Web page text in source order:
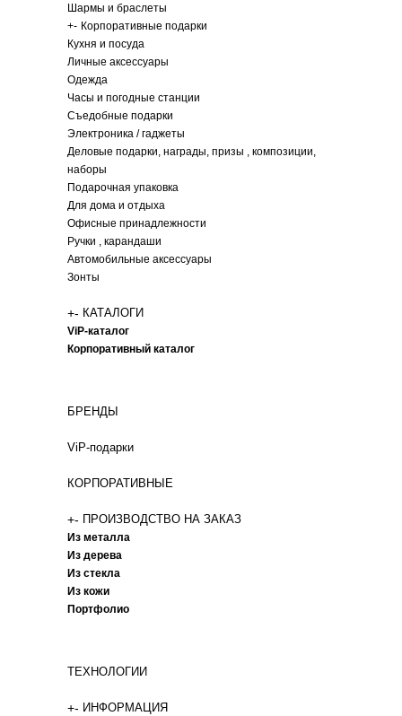
Шармы и браслеты
+- Корпоративные подарки
Кухня и посуда
Личные аксессуары
Одежда
Часы и погодные станции
Съедобные подарки
Электроника / гаджеты
Деловые подарки, награды, призы , композиции,
наборы
Подарочная упаковка
Для дома и отдыха
Офисные принадлежности
Ручки , карандаши
Автомобильные аксессуары
Зонты
+- КАТАЛОГИ
ViP-каталог
Корпоративный каталог
БРЕНДЫ
ViP-подарки
КОРПОРАТИВНЫЕ
+- ПРОИЗВОДСТВО НА ЗАКАЗ
Из металла
Из дерева
Из стекла
Из кожи
Портфолио
ТЕХНОЛОГИИ
+- ИНФОРМАЦИЯ